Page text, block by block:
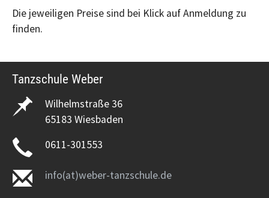
Die jeweiligen Preise sind bei Klick auf Anmeldung zu
finden.
Tanzschule Weber
Wilhelmstraße 36
65183 Wiesbaden
0611-301553
info(at)weber-tanzschule.de